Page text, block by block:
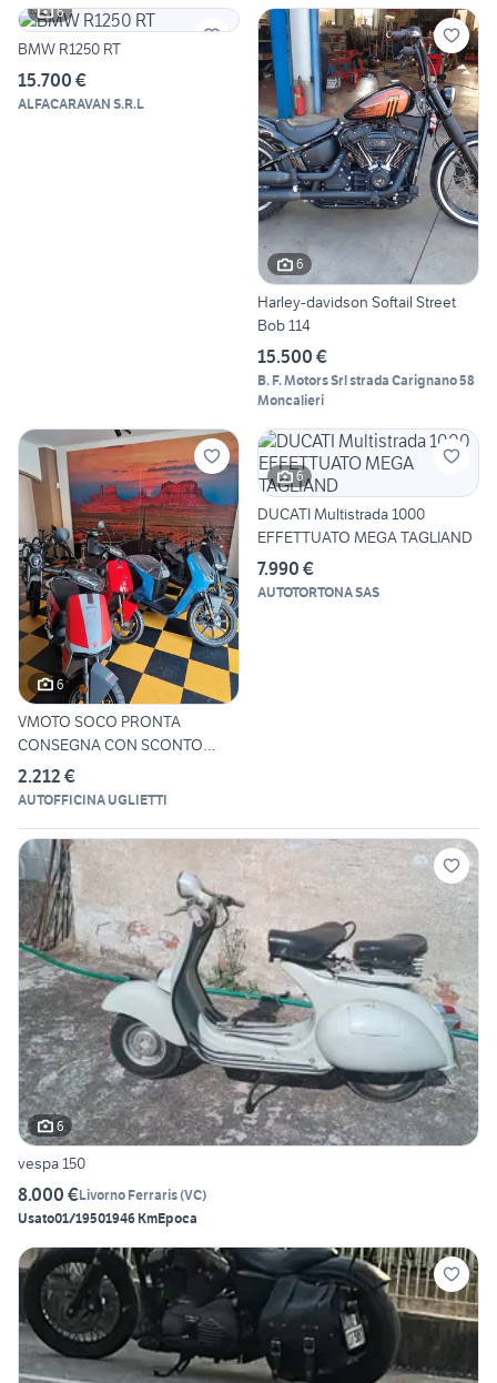
6
BMW R1250 RT
15.700 €
ALFACARAVAN S.R.L
6
Harley-davidson Softail Street
Bob 114
15.500 €
B. F. Motors Srl strada Carignano 58
Moncalieri
6
VMOTO SOCO PRONTA
CONSEGNA CON SCONTO
ECOBONUS 40%
2.212 €
AUTOFFICINA UGLIETTI
6
DUCATI Multistrada 1000
EFFETTUATO MEGA TAGLIAND
7.990 €
AUTOTORTONA SAS
6
vespa 150
8.000 €Livorno Ferraris(VC)
Usato01/19501946 KmEpoca